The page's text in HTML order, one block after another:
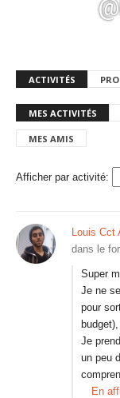
ACTIVITÉS
MES ACTIVITÉS
MES AMIS
Afficher par activité:
Louis Cct
dans le
Super
Je ne
pour
Je
un peu
En